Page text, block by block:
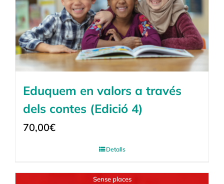
Eduquem en valors a través
dels contes (Edició 4)
70,00€
Detalls
Sense places